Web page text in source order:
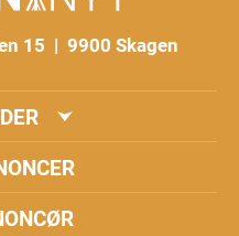
15 | 9900 Skagen